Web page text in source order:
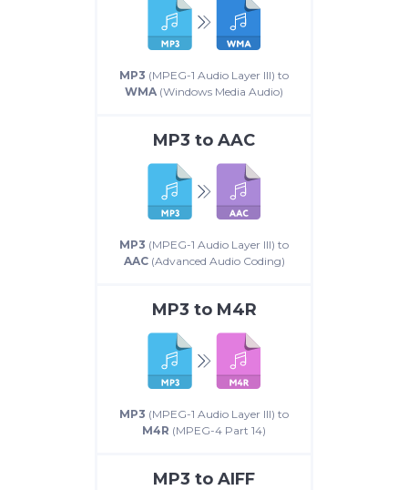
MP3 (MPEG-1 Audio Layer III) to
WMA (Windows Media Audio)
MP3 to AAC
MP3 (MPEG-1 Audio Layer III) to
AAC(Advanced Audio Coding)
MP3 to M4R
MP3 (MPEG-1 Audio Layer III) to
M4R (MPEG-4 Part 14)
MP3 to AIFF